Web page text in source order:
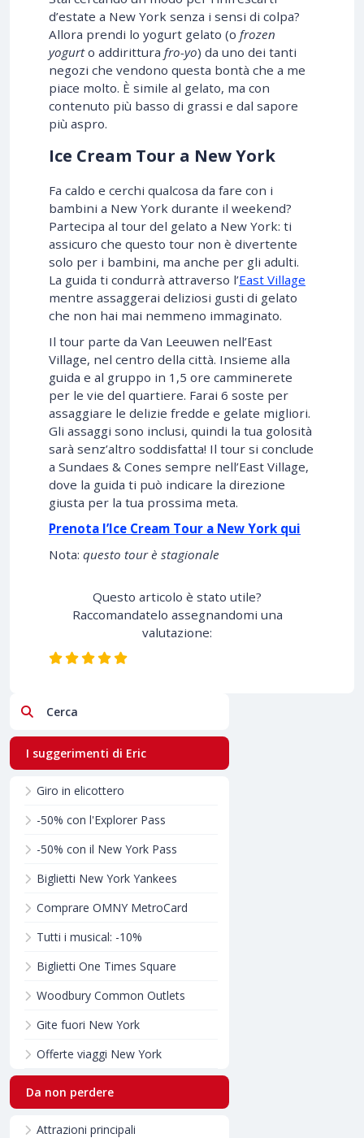
d’estate a New York senza i sensi di colpa?
Allora prendi lo yogurt gelato (o frozen
yogurto addirittura fro-yo) da uno dei tanti
negozi che vendono questa bontà che a me
piace molto. È simile al gelato, ma con
contenuto più basso di grassi e dal sapore
più aspro.
Ice Cream Tour a New York
Fa caldo e cerchi qualcosa da fare con i
bambini a New York durante il weekend?
Partecipa al tour del gelato a New York: ti
assicuro che questo tour non è divertente
solo per i bambini, ma anche per gli adulti.
La guida ti condurrà attraverso l’East Village
mentre assaggerai deliziosi gusti di gelato
che non hai mai nemmeno immaginato.
Il tour parte da Van Leeuwen nell’East
Village, nel centro della città. Insieme alla
guida e al gruppo in 1,5 ore camminerete
per le vie del quartiere. Farai 6 soste per
assaggiare le delizie fredde e gelate migliori.
Gli assaggi sono inclusi, quindi la tua golosità
sarà senz’altro soddisfatta! Il tour si conclude
a Sundaes & Cones sempre nell’East Village,
dove la guida ti può indicare la direzione
giusta per la tua prossima meta.
Prenota l’Ice Cream Tour a New York qui
Nota: questo tour è stagionale
Questo articolo è stato utile?
Raccomandatelo assegnandomi una
valutazione:
Cerca
I suggerimenti di Eric
Giro in elicottero
-50% con l'Explorer Pass
-50% con il New York Pass
Biglietti New York Yankees
Comprare OMNY MetroCard
Tutti i musical: -10%
Biglietti One Times Square
Woodbury Common Outlets
Gite fuori New York
Offerte viaggi New York
Da non perdere
Attrazioni principali